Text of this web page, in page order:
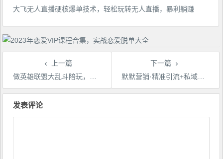
大飞无人直播硬核爆单技术，轻松玩转无人直播，暴利躺赚
上一篇
做英雄联盟大乱斗陪玩，月入过万，边玩游戏边收钱（LOL陪玩）（附接单流程）
下一篇
默默营销·精准引流+私域营销+逆袭赚钱（三件套）快速提升你的赚钱认知与营销思维
文
发表评论